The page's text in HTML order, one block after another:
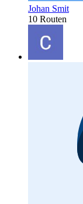
Johan Smit
10 Routen